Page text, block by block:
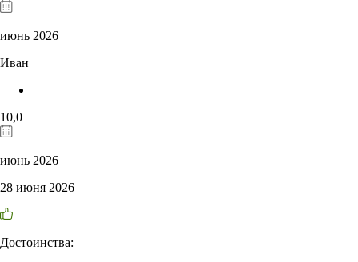
июнь 2026
Иван
10,0
июнь 2026
28 июня 2026
Достоинства: